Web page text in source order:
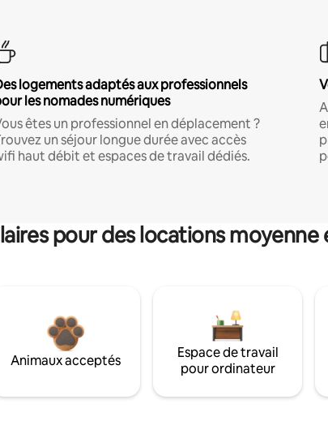
logements adaptés aux professionnels
les nomades numériques
êtes un professionnel en déplacement ?
un séjour longue durée avec accès
haut débit et espaces de travail dédiés.
pour des locations
Animaux acceptés
Espace de travail
pour ordinateur